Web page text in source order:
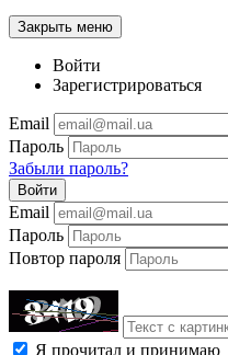
Закрыть меню
Войти
Зарегистрироваться
Email
Пароль
Забыли пароль?
Войти
Email
Пароль
Повтор пароля
Я прочитал и принимаю